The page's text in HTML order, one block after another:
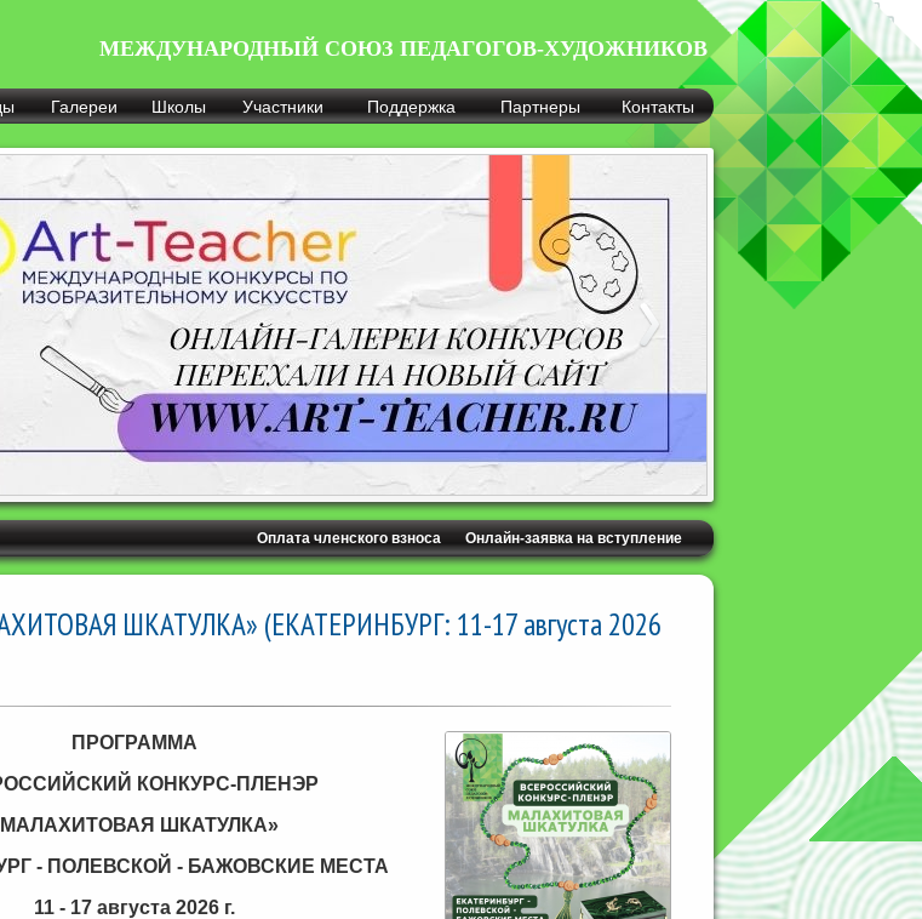
МЕЖДУНАРОДНЫЙ СОЮЗ ПЕДАГОГОВ-ХУДОЖНИКОВ
Галереи Школы Участники Поддержка Партнеры Контакты
Онлайн-заявка на вступление
Оплата членского взноса
ШКАТУЛКА» (ЕКАТЕРИНБУРГ: 11-17 августа 2026
ПРОГРАММА
КОНКУРС-ПЛЕНЭР
ШКАТУЛКА»
- ПОЛЕВСКОЙ - БАЖОВСКИЕ МЕСТА
11 - 17 августа 2026 г.